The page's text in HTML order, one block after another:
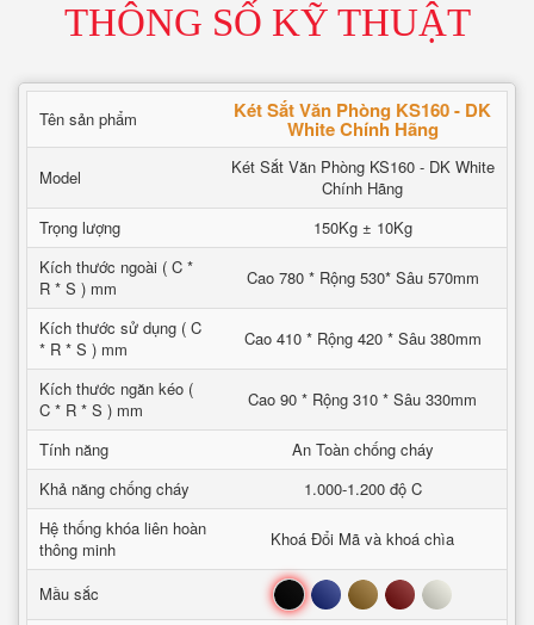
THÔNG SỐ KỸ THUẬT
Tên sản phẩm Két Sắt Văn Phòng KS160 - DK
White Chính Hãng
Model
Két Sắt Văn Phòng KS160 - DK White
Chính Hãng
Trọng lượng
150Kg ± 10Kg
Kích thước ngoài ( C *
R * S ) mm
Cao 780 * Rộng 530* Sâu 570mm
Kích thước sử dụng ( C
* R * S ) mm
Cao 410 * Rộng 420 * Sâu 380mm
Kích thước ngăn kéo (
C * R * S ) mm
Cao 90 * Rộng 310 * Sâu 330mm
Tính năng
An Toàn chống cháy
Khả năng chống cháy
1.000-1.200 độ C
Hệ thống khóa liên hoàn
thông minh
Khoá Đổi Mã và khoá chìa
Mầu sắc Đen Xanh Nâu Đỏ Trắng